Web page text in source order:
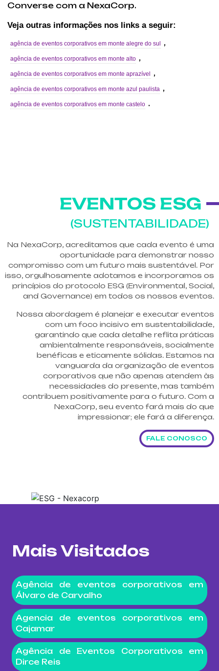
Converse com a NexaCorp.
Veja outras informações nos links a seguir:
agência de eventos corporativos em monte alegre do sul ,
agência de eventos corporativos em monte alto ,
agência de eventos corporativos em monte aprazível ,
agência de eventos corporativos em monte azul paulista ,
agência de eventos corporativos em monte castelo .
EVENTOS ESG
(SUSTENTABILIDADE)
Na NexaCorp, acreditamos que cada evento é uma
oportunidade para demonstrar nosso
compromisso com um futuro mais sustentável. Por
isso, orgulhosamente adotamos e incorporamos os
princípios do protocolo ESG (Environmental, Social,
and Governance) em todos os nossos eventos.
Nossa abordagem é planejar e executar eventos
com um foco incisivo em sustentabilidade,
garantindo que cada detalhe reflita práticas
ambientalmente responsáveis, socialmente
benéficas e eticamente sólidas. Estamos na
vanguarda da organização de eventos
corporativos que não apenas atendem às
necessidades do presente, mas também
contribuem positivamente para o futuro. Com a
NexaCorp, seu evento fará mais do que
impressionar; ele fará a diferença.
FALE CONOSCO
Mais Visitados
Agência de eventos corporativos em
Álvaro de Carvalho
Agencia de eventos corporativos em
Cajamar
Agência de Eventos Corporativos em
Dirce Reis